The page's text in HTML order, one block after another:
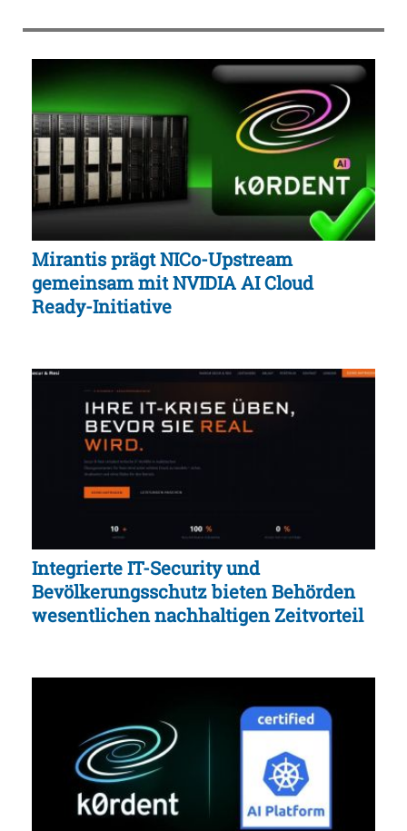
Mirantis prägt NICo-Upstream
gemeinsam mit NVIDIA AI Cloud
Ready-Initiative
Integrierte IT-Security und
Bevölkerungsschutz bieten Behörden
wesentlichen nachhaltigen Zeitvorteil